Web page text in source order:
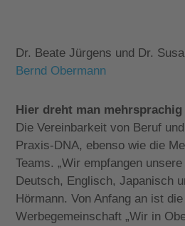
Dr. Beate Jürgens und Dr.
Bernd Obermann
Hier dreht man mehrsprachig
Die Vereinbarkeit von Beruf
Praxis-DNA, ebenso wie die
Teams. „Wir empfangen
Deutsch, Englisch, Japanisch
Hörmann. Von Anfang an ist
Werbegemeinschaft „Wir in